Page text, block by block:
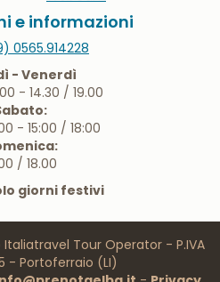
e informazioni
0565.914228
- Venerdì
- 14.30 / 19.00
- 15:00 / 18:00
/ 18.00
giorni festivi
Tour Operator - P.IVA
- Portoferraio (LI)